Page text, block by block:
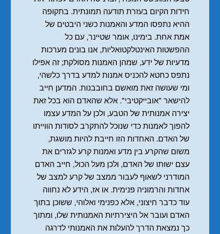
חידות הקיום בעזרת תודעה תמונתית. בתקופה
ההיא נתפסו המדע והאמנות כשני היבטים של
אמת אחת. בימינו, אומר שטיינר, עם כל
ההפשטות האינטלקטואליות, אנו בונים מערכות
מדעיות של ידע, שמהן האמנות מסולקת; זה אפילו
נתפס כחטא להכניס אמנות למדע בדרך כלשהי,
ומי שעושה זאת מואשם בחובבנות. המדען חייב
להישאר "אובייקטיבי". אלא שהאדם הוא בכל זאת
יצירה אמנותית של הטבע, ולכן על המדע עצמו
להפוך לאמנות כדי שנוכל להתקרב לסודות הווייתו
של האדם. האחדות הזו חייבת להיות מושגת,
משום שהקרע בין מדע ואמנות קרע לגזרים את
עצם ישותו של האדם, ולכן מעל הכול, חייב האדם
המודרני לשאוף לעבור ממצב של קרע למצב של
אחדות והרמוניה פנימית. או אז, הידע לא נחווה
עוד כדבר חיצוני, אלא כפנימי ואלוהי, ששוכן בתוך
האדם ועובר אל היצירתיות האמנותית שלו, ומתוך
כך נמצאת הדרך להעלות את האמנותי לדרגה